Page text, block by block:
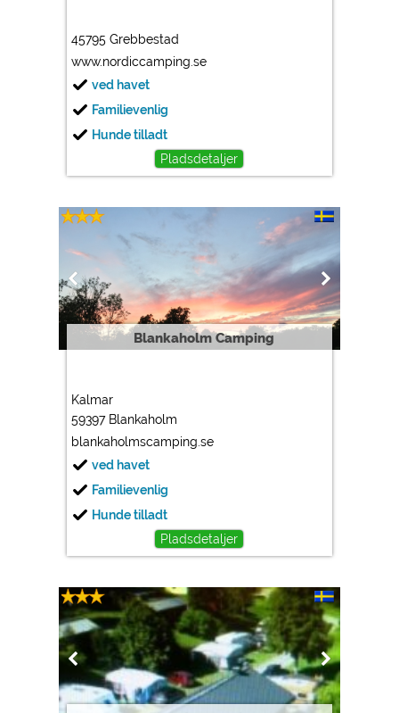
45795 Grebbestad
www.nordiccamping.se
ved havet
Familievenlig
Hunde tilladt
Pladsdetaljer
Blankaholm Camping
Kalmar
59397 Blankaholm
blankaholmscamping.se
ved havet
Familievenlig
Hunde tilladt
Pladsdetaljer